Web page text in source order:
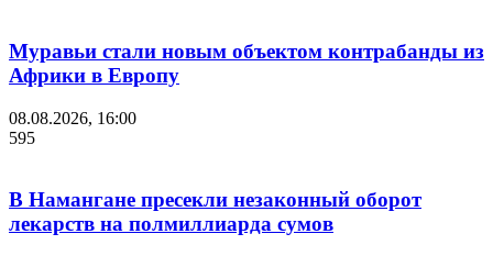
Муравьи стали новым объектом контрабанды из
Африки в Европу
08.08.2026, 16:00
595
В Намангане пресекли незаконный оборот
лекарств на полмиллиарда сумов